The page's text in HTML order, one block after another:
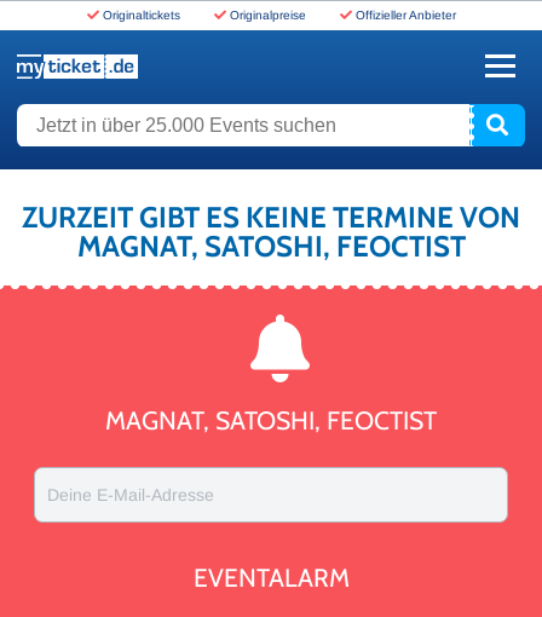
Originaltickets Originalpreise Offizieller Anbieter
Jetzt in über 25.000 Events suchen
ZURZEIT GIBT ES KEINE TERMINE VON
MAGNAT, SATOSHI, FEOCTIST
MAGNAT, SATOSHI, FEOCTIST
Deine E-Mail-Adresse
EVENTALARM